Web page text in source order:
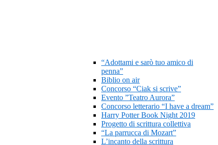
“Adottami e sarò tuo amico di
penna”
Biblio on air
Concorso “Ciak si scrive”
Evento ”Teatro Aurora”
Concorso letterario “I have a dream”
Harry Potter Book Night 2019
Progetto di scrittura collettiva
“La parrucca di Mozart”
L’incanto della scrittura